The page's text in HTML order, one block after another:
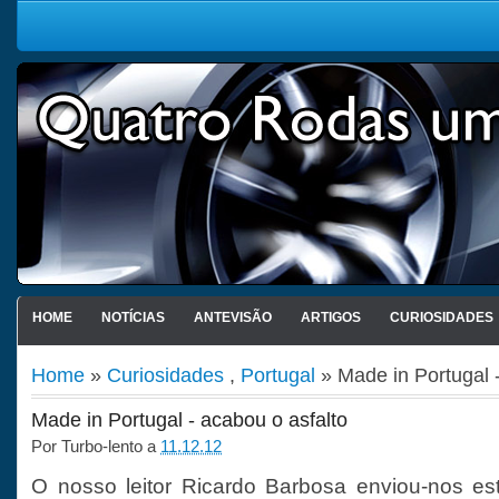
HOME NOTÍCIAS ANTEVISÃO ARTIGOS CURIOSIDADES
Home » Curiosidades , Portugal » Made in Portugal
Made in Portugal - acabou o asfalto
Por Turbo-lento a 11.12.12
O nosso leitor Ricardo Barbosa enviou-nos